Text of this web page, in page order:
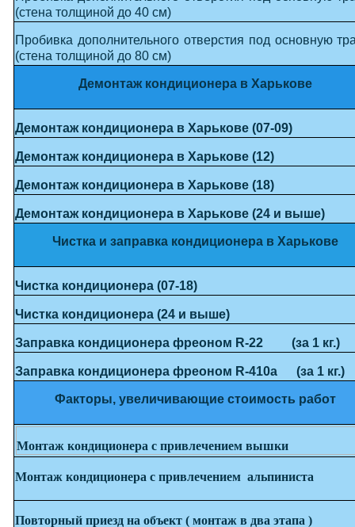
(стена толщиной до 40 см)
Пробивка дополнительного отверстия под основную
(стена толщиной до 80 см)
Демонтаж кондиционера в Харькове
Демонтаж кондиционера в Харькове (07-09)
Демонтаж кондиционера в Харькове (12)
Демонтаж кондиционера в Харькове (18)
Демонтаж кондиционера в Харькове (24 и выше)
Чистка и заправка кондиционера в Харькове
Чистка кондиционера (07-18)
Чистка кондиционера (24 и выше)
Заправка кондиционера фреоном R-22 (за 1 кг.)
Заправка кондиционера фреоном R-410a (за 1 кг.)
Факторы, увеличивающие стоимость работ
Монтаж кондиционера с привлечением вышки
Монтаж кондиционера с привлечением альпиниста
Повторный приезд на объект ( монтаж в два этапа )